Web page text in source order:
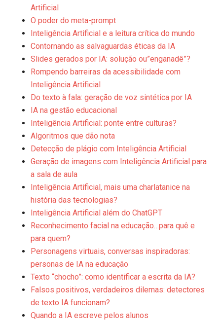
Artificial
O poder do meta-prompt
Inteligência Artificial e a leitura crítica do mundo
Contornando as salvaguardas éticas da IA
Slides gerados por IA: solução ou”enganadê”?
Rompendo barreiras da acessibilidade com
Inteligência Artificial
Do texto à fala: geração de voz sintética por IA
IA na gestão educacional
Inteligência Artificial: ponte entre culturas?
Algoritmos que dão nota
Detecção de plágio com Inteligência Artificial
Geração de imagens com Inteligência Artificial para
a sala de aula
Inteligência Artificial, mais uma charlatanice na
história das tecnologias?
Inteligência Artificial além do ChatGPT
Reconhecimento facial na educação…para quê e
para quem?
Personagens virtuais, conversas inspiradoras:
personas de IA na educação
Texto “chocho”: como identificar a escrita da IA?
Falsos positivos, verdadeiros dilemas: detectores
de texto IA funcionam?
Quando a IA escreve pelos alunos